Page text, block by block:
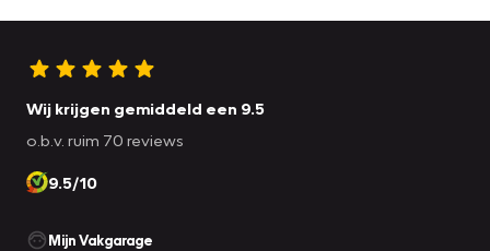
Wij krijgen gemiddeld een 9.5
o.b.v. ruim 70 reviews
9.5/10
Mijn Vakgarage